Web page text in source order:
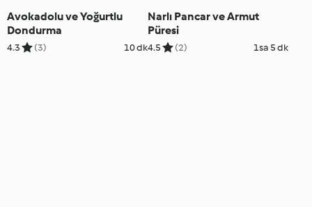
Avokadolu ve Yoğurtlu
Dondurma
4.3 (3) 10 dk
Narlı Pancar ve Armut
Püresi
4.5 (2) 1sa 5 dk